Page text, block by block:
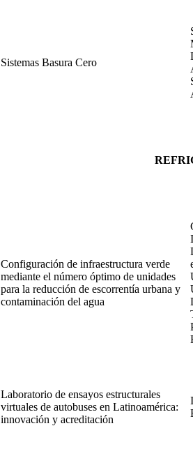
Sistemas Basura Cero
Configuración de infraestructura verde
mediante el número óptimo de unidades
para la reducción de escorrentía urbana y
contaminación del agua
Laboratorio de ensayos estructurales
virtuales de autobuses en Latinoamérica:
innovación y acreditación